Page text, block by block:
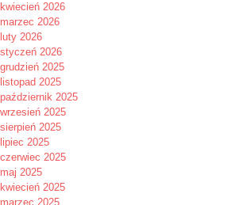
kwiecień 2026
marzec 2026
luty 2026
styczeń 2026
grudzień 2025
listopad 2025
październik 2025
wrzesień 2025
sierpień 2025
lipiec 2025
czerwiec 2025
maj 2025
kwiecień 2025
marzec 2025